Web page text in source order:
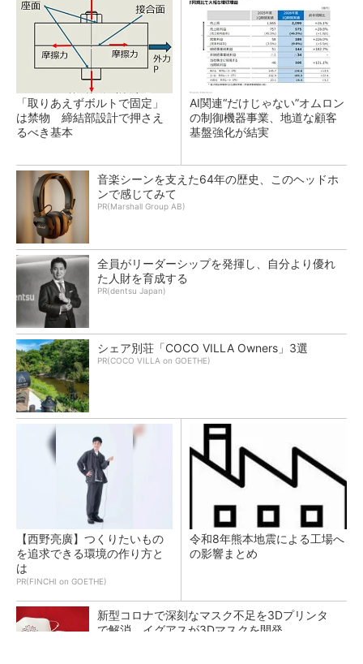
「取りあえずボルトで固定」
は禁物 締結部設計で押さえ
るべき基本
AI関連“だけじゃない”オムロン
の制御機器事業、地道な顧客
基盤強化が結実
音楽シーンを支えた64年の歴史、このヘッドホ
ンで感じてみて
PR(Marshall Group AB)
全員がリーダーシップを発揮し、自分より優れ
た人財を育成する
PR(dentsu Japan)
シェア別荘「COCO VILLA Owners」3選
PR(COCO VILLA on GOETHE)
【西野亮廣】つくりたいもの
を追求できる環境の作り方と
は
PR(FINCHI on GOETHE)
令和8年熊本地震による工場へ
の影響まとめ
新型コロナで深刻なマスク不足を3Dプリンタ
で解消、イグアスが3Dマスクを開発